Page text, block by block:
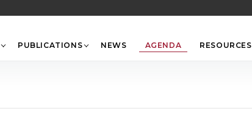
PUBLICATIONS NEWS AGENDA RESOURCES
Top